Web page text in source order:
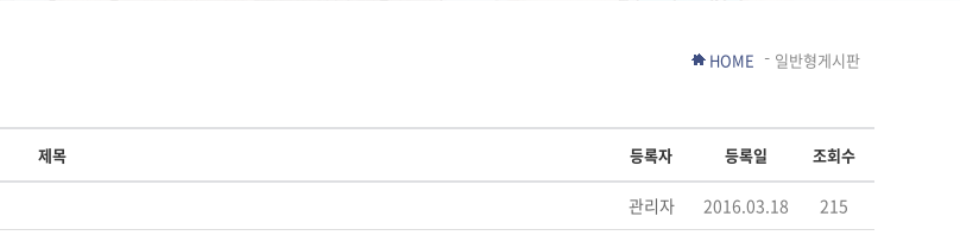
HOME 일반형게시판
제목 등록자 등록일 조회수
관리자 2016.03.18 215